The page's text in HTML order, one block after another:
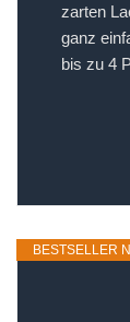
zarten
ganz
bis zu 4
BESTSELLER